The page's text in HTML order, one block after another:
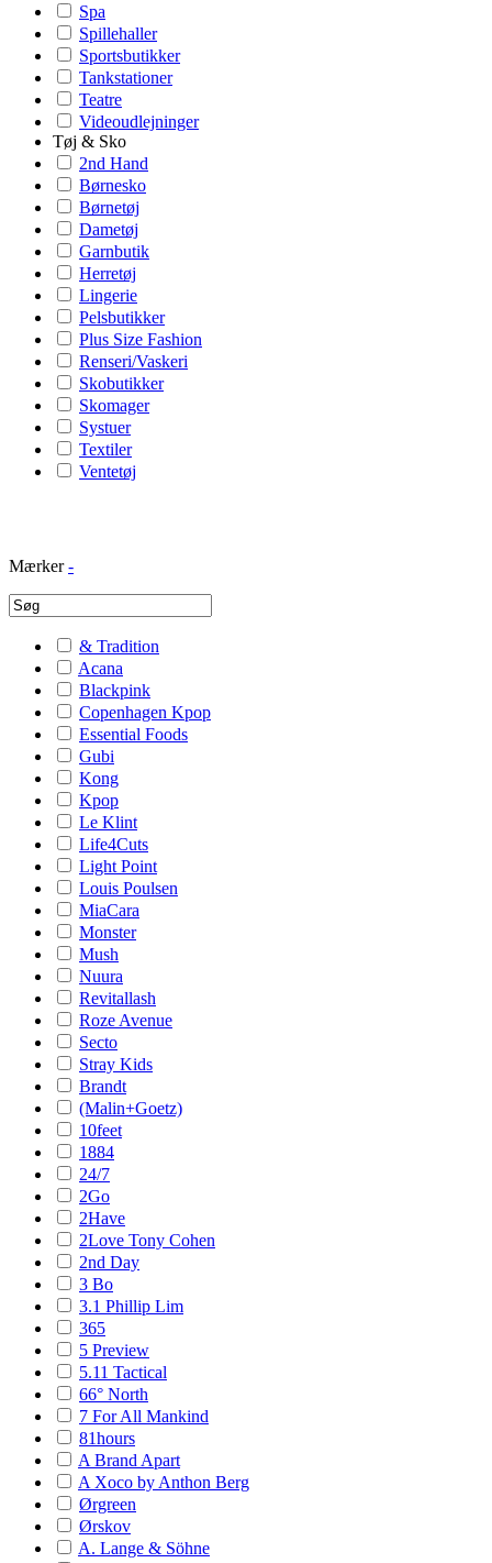
Spa
Spillehaller
Sportsbutikker
Tankstationer
Teatre
Videoudlejninger
Tøj & Sko
2nd Hand
Børnesko
Børnetøj
Dametøj
Garnbutik
Herretøj
Lingerie
Pelsbutikker
Plus Size Fashion
Renseri/Vaskeri
Skobutikker
Skomager
Systuer
Textiler
Ventetøj
Mærker -
& Tradition
Acana
Blackpink
Copenhagen Kpop
Essential Foods
Gubi
Kong
Kpop
Le Klint
Life4Cuts
Light Point
Louis Poulsen
MiaCara
Monster
Mush
Nuura
Revitallash
Roze Avenue
Secto
Stray Kids
Brandt
(Malin+Goetz)
10feet
1884
24/7
2Go
2Have
2Love Tony Cohen
2nd Day
3 Bo
3.1 Phillip Lim
365
5 Preview
5.11 Tactical
66° North
7 For All Mankind
81hours
A Brand Apart
A Xoco by Anthon Berg
Ørgreen
Ørskov
A. Lange & Söhne